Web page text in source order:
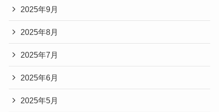
2025年9月
2025年8月
2025年7月
2025年6月
2025年5月